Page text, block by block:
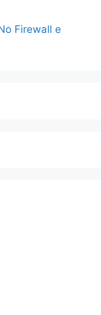
Firewall e